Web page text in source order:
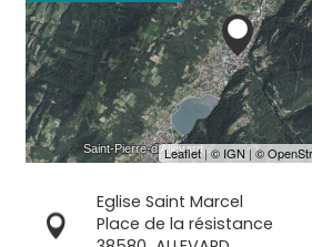
Eglise Saint Marcel
Place de la résistance